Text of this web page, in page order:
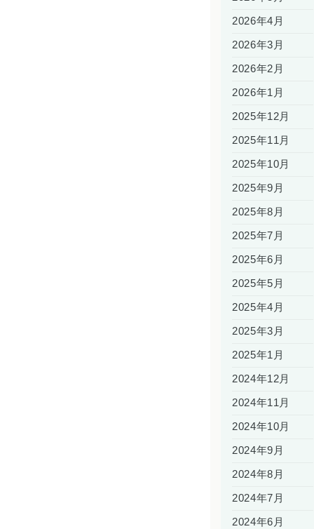
2026年4月
2026年3月
2026年2月
2026年1月
2025年12月
2025年11月
2025年10月
2025年9月
2025年8月
2025年7月
2025年6月
2025年5月
2025年4月
2025年3月
2025年1月
2024年12月
2024年11月
2024年10月
2024年9月
2024年8月
2024年7月
2024年6月